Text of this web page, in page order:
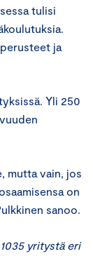
tulisi
ja
Yli 250
mutta vain, jos
on
sanoo.
yritystä eri